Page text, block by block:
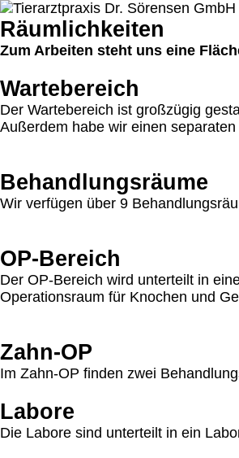
Räumlichkeiten
Zum Arbeiten steht uns eine
Wartebereich
Der Wartebereich ist großzügig
Außerdem habe wir einen
Behandlungsräume
Wir verfügen über 9
OP-Bereich
Der OP-Bereich wird unterteilt in
Operationsraum für Knochen und
Zahn-OP
Im Zahn-OP finden zwei
Labore
Die Labore sind unterteilt in ein